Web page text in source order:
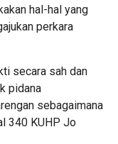
hal-hal yang
perkara
secara sah dan
pidana
sebagaimana
340 KUHP Jo